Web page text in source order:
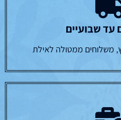
עד שבועיים
משלוחים ממטולה לאילת